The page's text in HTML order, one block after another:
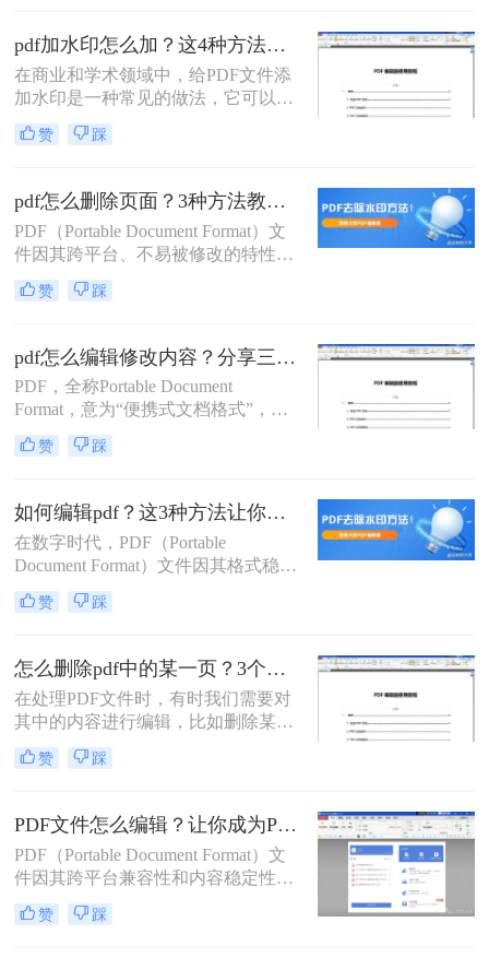
面将介绍几种常见的方法。
pdf加水印怎么加？这4种方法了解一下！
在商业和学术领域中，给PDF文件添
加水印是一种常见的做法，它可以帮
助保护文档的版权，标明文档的状态
（如“草稿”、“机密”等），或者仅仅
水印怎么加呢？本文将介绍几种添加
水印的方法，适合不同的用户需求。
赞 踩
pdf怎么删除页面？3种方法教你轻松搞定！
PDF（Portable Document Format）文
件因其跨平台、不易被修改的特性，
在文档传输和保存中广泛应用。然
而，在实际使用过程中，我们可能会
情况。那么pdf怎么删除页面呢？本文
将详细介绍几种删除PDF页面的方
法，以满足不同用户的需求。
赞 踩
pdf怎么编辑修改内容？分享三个简单的修改方法！
PDF，全称Portable Document
Format，意为“便携式文档格式”，由
于其跨平台、不易被篡改的特性，被
广泛应用于各种场合。然而，这也意
Word文档更为复杂。本文将详细介绍
PDF怎么编辑修改内容，帮助读者更
好地处理这类文件。
赞 踩
如何编辑pdf？这3种方法让你轻松应对！
在数字时代，PDF（Portable
Document Format）文件因其格式稳
定、易于分享和跨平台兼容性而广受
欢迎。然而，与Word或Excel等可编
读”格式，这使得直接编辑它们变得
有些棘手。不过，幸运的是，有多种
方法可以实现PDF文件的编辑。那么
如何编辑pdf呢？本文将详细介绍几种
常见的PDF编辑方法，帮助读者轻松
掌握PDF编辑技巧。
赞 踩
怎么删除pdf中的某一页？3个简单的操作方法！
在处理PDF文件时，有时我们需要对
其中的内容进行编辑，比如删除某一
页或几页，以满足特定的需求或减小
文件大小。尽管PDF文件以其不可编
为我们提供了多种删除PDF中某一页
的方法。那么怎么删除pdf中的某一页
呢？本文将详细介绍几种常见且实用
的方法，帮助您轻松完成这一任务。
赞 踩
PDF文件怎么编辑？让你成为PDF文件编辑大师的3种方法！
PDF（Portable Document Format）文
件因其跨平台兼容性和内容稳定性，
在日常生活和工作中扮演着重要角
色。然而，PDF的只读特性常常限制
赞 踩